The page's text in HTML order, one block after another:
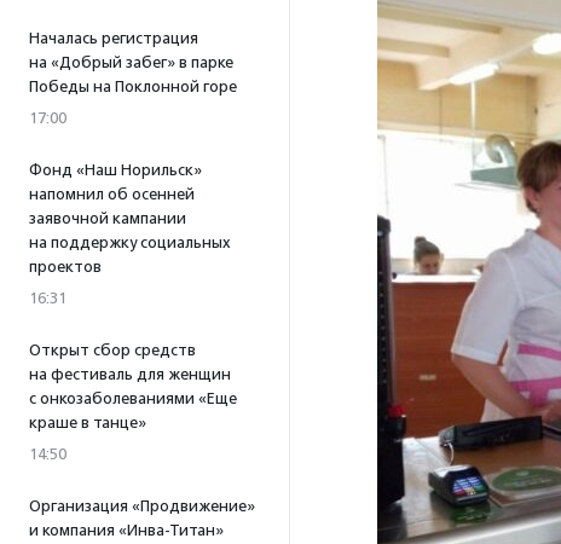
Началась регистрация
на «Добрый забег» в парке
Победы на Поклонной горе
17:00
Фонд «Наш Норильск»
напомнил об осенней
заявочной кампании
на поддержку социальных
проектов
16:31
Открыт сбор средств
на фестиваль для женщин
с онкозаболеваниями «Еще
краше в танце»
14:50
Организация «Продвижение»
и компания «Инва-Титан»